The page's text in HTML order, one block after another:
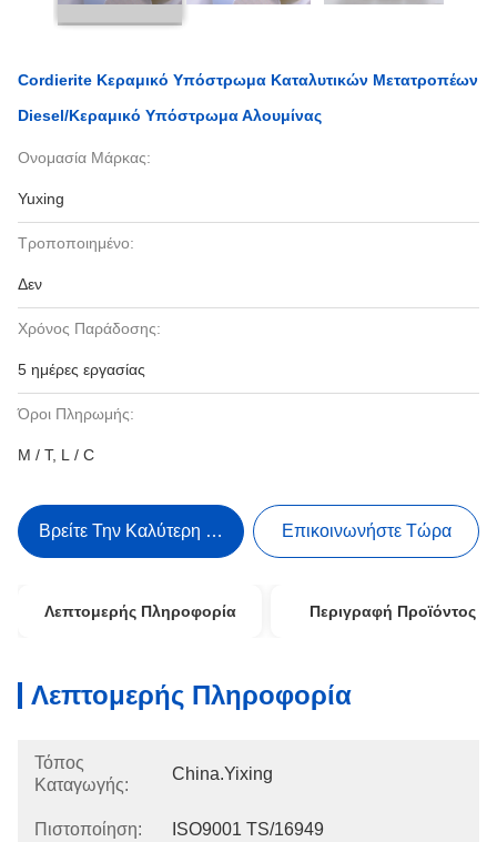
Cordierite Κεραμικό Υπόστρωμα Καταλυτικών Μετατροπέων
Diesel/κεραμικό Υπόστρωμα Αλουμίνας
Ονομασία Μάρκας:
Yuxing
Τροποποιημένο:
Δεν
Χρόνος Παράδοσης:
5 ημέρες εργασίας
Όροι Πληρωμής:
Μ / Τ, L / C
Βρείτε Την Καλύτερη Τιμή Επικοινωνήστε Τώρα
Λεπτομερής Πληροφορία Περιγραφή Προϊόντος
Λεπτομερής Πληροφορία
Τόπος
Καταγωγής:
China.Yixing
Πιστοποίηση: ISO9001 TS/16949